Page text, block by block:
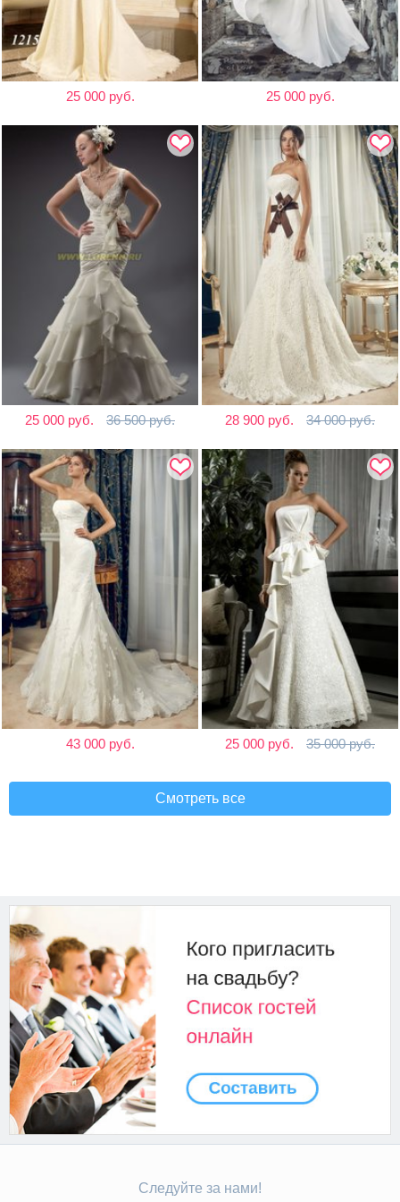
25 000 руб. 25 000 руб.
25 000 руб. 36 500 руб. 28 900 руб. 34 000 руб.
43 000 руб. 25 000 руб. 35 000 руб.
Смотреть все
Следуйте за нами!